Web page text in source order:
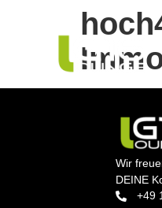
Wir
DEINE
+49